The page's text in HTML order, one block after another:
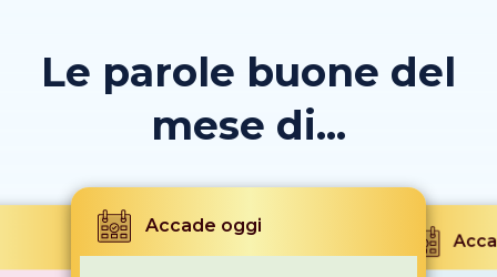
Le parole buone del
mese di...
Accade oggi